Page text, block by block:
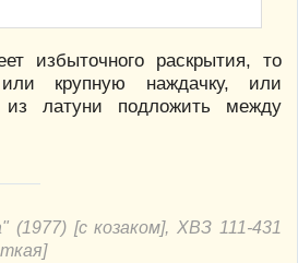
избыточного раскрытия, то
крупную наждачку, или
из латуни подложить между
(1977) [с козаком], ХВЗ 111-431